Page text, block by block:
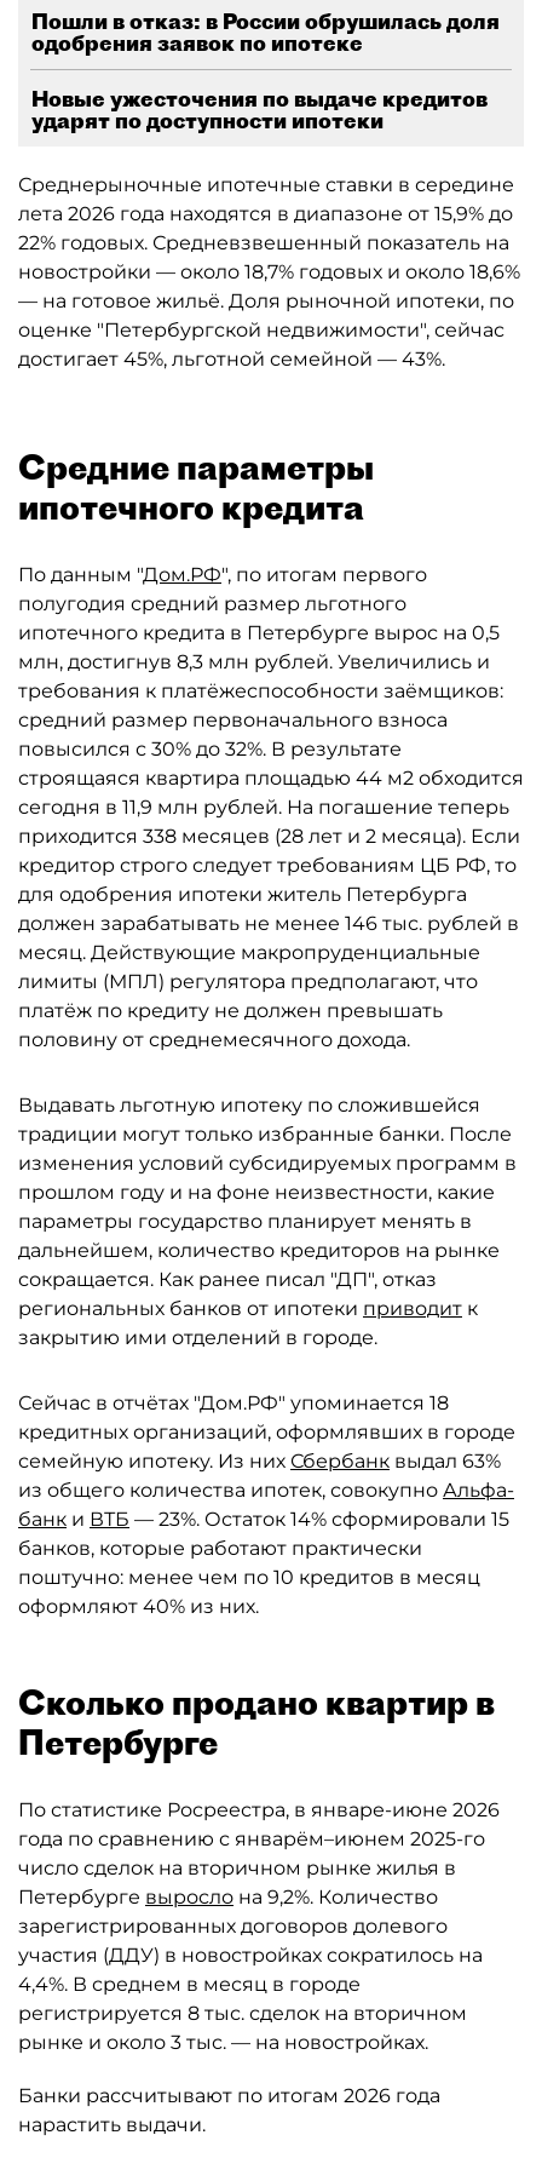
Пошли в отказ: в России обрушилась доля
одобрения заявок по ипотеке
Новые ужесточения по выдаче кредитов
ударят по доступности ипотеки
Среднерыночные ипотечные ставки в середине
лета 2026 года находятся в диапазоне от 15,9% до
22% годовых. Средневзвешенный показатель на
новостройки — около 18,7% годовых и около 18,6%
— на готовое жильё. Доля рыночной ипотеки, по
оценке "Петербургской недвижимости", сейчас
достигает 45%, льготной семейной — 43%.
Средние параметры
ипотечного кредита
По данным "Дом.РФ", по итогам первого
полугодия средний размер льготного
ипотечного кредита в Петербурге вырос на 0,5
млн, достигнув 8,3 млн рублей. Увеличились и
требования к платёжеспособности заёмщиков:
средний размер первоначального взноса
повысился с 30% до 32%. В результате
строящаяся квартира площадью 44 м2 обходится
сегодня в 11,9 млн рублей. На погашение теперь
приходится 338 месяцев (28 лет и 2 месяца). Если
кредитор строго следует требованиям ЦБ РФ, то
для одобрения ипотеки житель Петербурга
должен зарабатывать не менее 146 тыс. рублей в
месяц. Действующие макропруденциальные
лимиты (МПЛ) регулятора предполагают, что
платёж по кредиту не должен превышать
половину от среднемесячного дохода.
Выдавать льготную ипотеку по сложившейся
традиции могут только избранные банки. После
изменения условий субсидируемых программ в
прошлом году и на фоне неизвестности, какие
параметры государство планирует менять в
дальнейшем, количество кредиторов на рынке
сокращается. Как ранее писал "ДП", отказ
региональных банков от ипотеки приводит к
закрытию ими отделений в городе.
Сейчас в отчётах "Дом.РФ" упоминается 18
кредитных организаций, оформлявших в городе
семейную ипотеку. Из них Сбербанк выдал 63%
из общего количества ипотек, совокупно Альфа-
банк и ВТБ — 23%. Остаток 14% сформировали 15
банков, которые работают практически
поштучно: менее чем по 10 кредитов в месяц
оформляют 40% из них.
Сколько продано квартир в
Петербурге
По статистике Росреестра, в январе-июне 2026
года по сравнению с январём–июнем 2025-го
число сделок на вторичном рынке жилья в
Петербурге выросло на 9,2%. Количество
зарегистрированных договоров долевого
участия (ДДУ) в новостройках сократилось на
4,4%. В среднем в месяц в городе
регистрируется 8 тыс. сделок на вторичном
рынке и около 3 тыс. — на новостройках.
Банки рассчитывают по итогам 2026 года
нарастить выдачи.